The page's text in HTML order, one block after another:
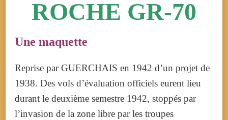
ROCHE GR-70
Une maquette
Reprise par GUERCHAIS en 1942 d’un projet de
1938. Des vols d’évaluation officiels eurent lieu
durant le deuxième semestre 1942, stoppés par
l’invasion de la zone libre par les troupes